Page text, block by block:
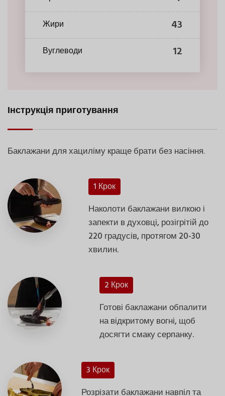
Жири 43
Вуглеводи 12
Інструкція приготування
Баклажани для хациліму краще брати без насіння.
1 Крок
Наколоти баклажани вилкою і
запекти в духовці, розігрітій до
220 градусів, протягом 20-30
хвилин.
2 Крок
Готові баклажани обпалити
на відкритому вогні, щоб
досягти смаку серпанку.
3 Крок
Розрізати баклажани навпіл та